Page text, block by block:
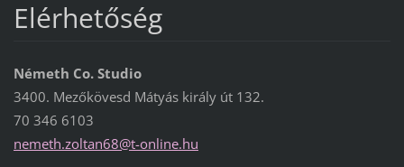
Elérhetőség
Németh Co. Studio
3400. Mezőkövesd Mátyás király út 132.
70 346 6103
nemeth.zoltan68@t-online.hu